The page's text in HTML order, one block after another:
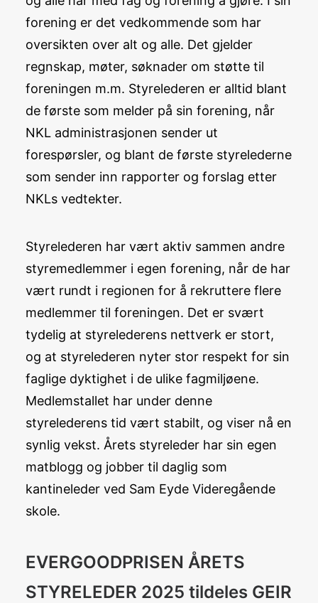
forening er det vedkommende som har
oversikten over alt og alle. Det gjelder
regnskap, møter, søknader om støtte til
foreningen m.m. Styrelederen er alltid blant
de første som melder på sin forening, når
NKL administrasjonen sender ut
forespørsler, og blant de første styrelederne
som sender inn rapporter og forslag etter
NKLs vedtekter.
Styrelederen har vært aktiv sammen andre
styremedlemmer i egen forening, når de har
vært rundt i regionen for å rekruttere flere
medlemmer til foreningen. Det er svært
tydelig at styrelederens nettverk er stort,
og at styrelederen nyter stor respekt for sin
faglige dyktighet i de ulike fagmiljøene.
Medlemstallet har under denne
styrelederens tid vært stabilt, og viser nå en
synlig vekst. Årets styreleder har sin egen
matblogg og jobber til daglig som
kantineleder ved Sam Eyde Videregående
skole.
EVERGOODPRISEN ÅRETS
STYRELEDER 2025 tildeles GEIR